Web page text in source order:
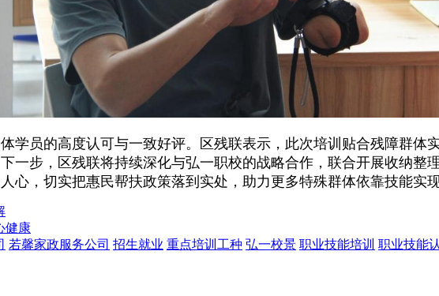
学员的高度认可与一致好评。区残联表示，此次培训贴合残障群体
一步，区残联将持续深化与弘一职校的战略合作，联合开展收纳整
心，切实把惠民帮扶政策落到实处，助力更多特殊群体依靠技能实
健康
若馨家政服务公司 招生就业 重点培训工种 弘一校景 职业技能培训 职业技能